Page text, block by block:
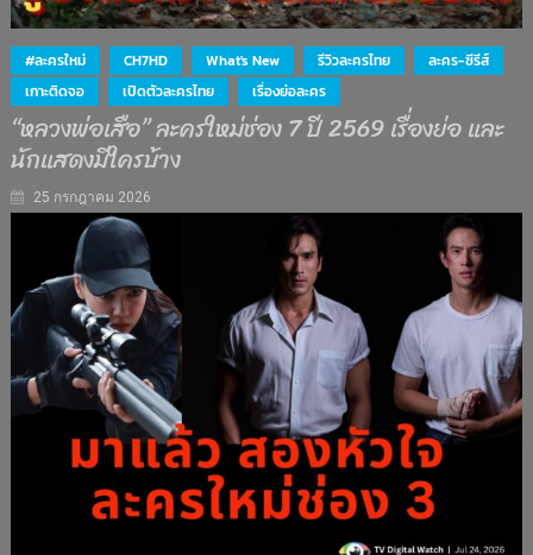
#ละครใหม่ CH7HD What's New รีวิวละครไทย
ละคร-ซีรีส์
เกาะติดจอ
เปิดตัวละครไทย เรื่องย่อละคร
“หลวงพ่อเสือ” ละครใหม่ช่อง 7 ปี 2569 เรื่องย่อ และ
นักแสดงมีใครบ้าง
25 กรกฎาคม 2026